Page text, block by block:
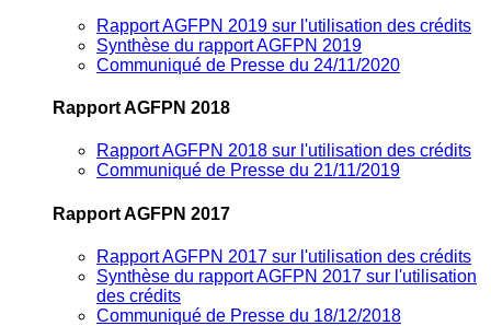
Rapport AGFPN 2019 sur l'utilisation des crédits
Synthèse du rapport AGFPN 2019
Communiqué de Presse du 24/11/2020
Rapport AGFPN 2018
Rapport AGFPN 2018 sur l'utilisation des crédits
Communiqué de Presse du 21/11/2019
Rapport AGFPN 2017
Rapport AGFPN 2017 sur l'utilisation des crédits
Synthèse du rapport AGFPN 2017 sur l'utilisation
des crédits
Communiqué de Presse du 18/12/2018